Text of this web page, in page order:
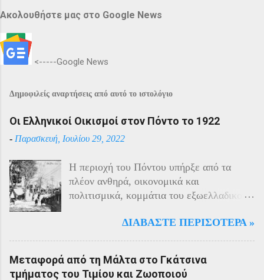
Ακολουθήστε μας στο Google News
<-----Google News
Δημοφιλείς αναρτήσεις από αυτό το ιστολόγιο
Οι Ελληνικοί Οικισμοί στον Πόντο το 1922
- Παρασκευή, Ιουλίου 29, 2022
Η περιοχή του Πόντου υπήρξε από τα
πλέον ανθηρά, οικονομικά και
πολιτισμικά, κομμάτια του εξωελλαδικού
40% του πληθυσμού της περιοχής και μαζί
του Πόντου είχε και αυτός στη διάρκεια
ΔΙΑΒΆΣΤΕ ΠΕΡΙΣΌΤΕΡΑ »
Μεταφορά από τη Μάλτα στο Γκάτσινα
τμήματος του Τιμίου και Ζωοποιού